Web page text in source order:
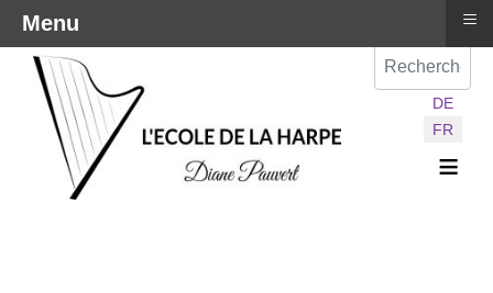
Sélectionnez
DE
FR
≡
Menu ≡